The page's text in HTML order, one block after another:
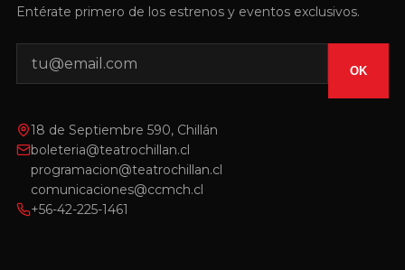
Entérate primero de los estrenos y eventos exclusivos.
OK
18 de Septiembre 590, Chillán
boleteria@teatrochillan.cl
programacion@teatrochillan.cl
comunicaciones@ccmch.cl
+56-42-225-1461